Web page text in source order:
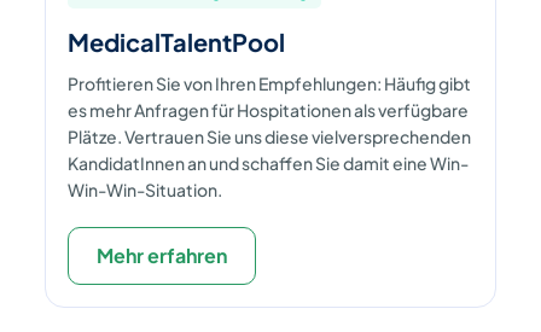
MedicalTalentPool
Profitieren Sie von Ihren Empfehlungen: Häufig gibt
es mehr Anfragen für Hospitationen als verfügbare
Plätze. Vertrauen Sie uns diese vielversprechenden
KandidatInnen an und schaffen Sie damit eine Win-
Win-Win-Situation.
Mehr erfahren